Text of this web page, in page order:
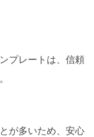
プレートは、信頼
が多いため、安心